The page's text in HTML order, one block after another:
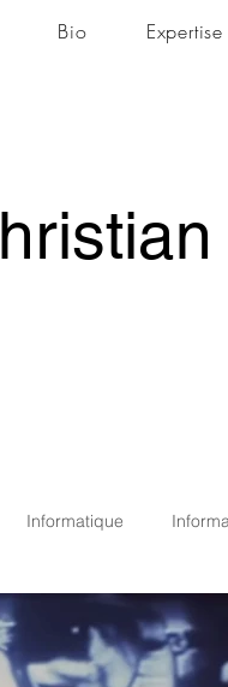
Bio Expertise
Informatique
Sécurité